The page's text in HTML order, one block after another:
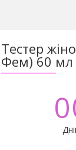
Тестер
Фем) 60 мл
0